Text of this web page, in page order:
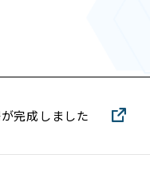
完成しました